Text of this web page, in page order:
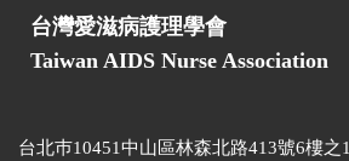
台灣愛滋病護理學會
Taiwan AIDS Nurse Association
台北巿10451中山區林森北路413號6樓之1